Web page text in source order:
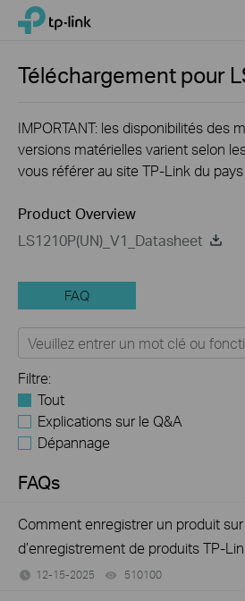
Click
the
navigation
TP-Link, Reliably Smart
Téléchargement pour
IMPORTANT: les disponibilités des
versions matérielles varient selon
vous référer au site TP-Link du
Product Overview
LS1210P(UN)_V1_Datasheet
FAQ
Filtre:
Tout
Explications sur le Q&A
Dépannage
FAQs
Comment enregistrer un produit
d’enregistrement de produits TP-
12-15-2025 510100